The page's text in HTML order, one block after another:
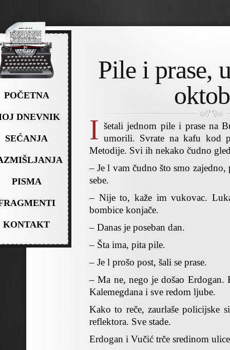
POČETNA
DNEVNIK
SEĆANJA
PISMA
KONTAKT
Pile i prase,
I šetali jednom pile i prase na
umorili. Svrate na kafu kod
Metodije. Svi ih nekako čudno
– Je l vam čudno što smo
sebe.
– Nije to, kaže im vukovac.
bombice konjače.
– Danas je poseban dan.
– Šta ima, pita pile.
– Je l prošo post, šali se prase.
– Ma ne, nego je došao Erdogan.
Kalemegdana i sve redom ljube.
Kako to reče, zaurlaše policijske
reflektora. Sve stade.
Erdogan i Vučić trče sredinom